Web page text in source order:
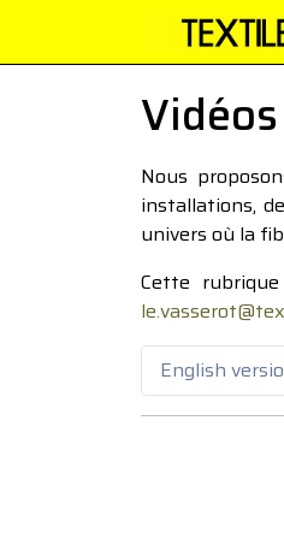
Nous
installations,
univers où la
Cette
English